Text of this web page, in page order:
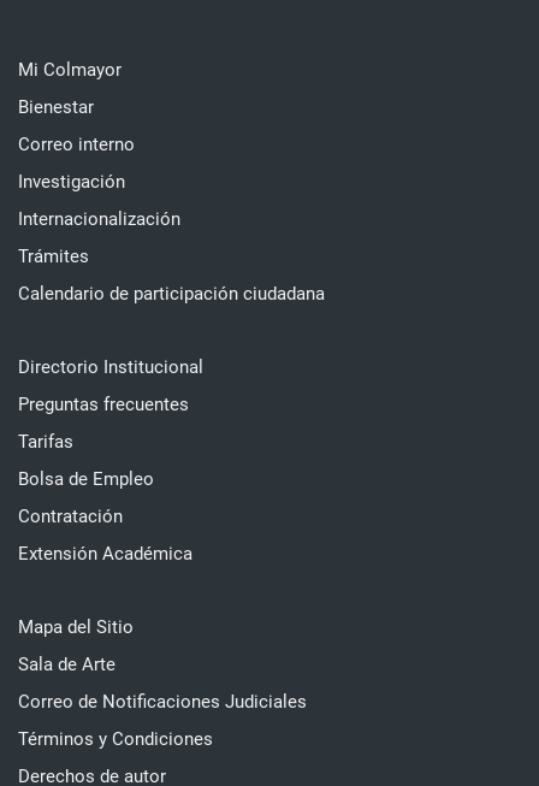
Mi Colmayor
Bienestar
Correo interno
Investigación
Internacionalización
Trámites
Calendario de participación ciudadana
Directorio Institucional
Preguntas frecuentes
Tarifas
Bolsa de Empleo
Contratación
Extensión Académica
Mapa del Sitio
Sala de Arte
Correo de Notificaciones Judiciales
Términos y Condiciones
Derechos de autor